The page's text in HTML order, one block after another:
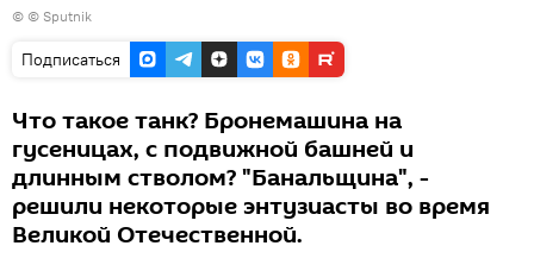
© © Sputnik
Подписаться
Что такое танк? Бронемашина на
гусеницах, с подвижной башней и
длинным стволом? "Банальщина", -
решили некоторые энтузиасты во время
Великой Отечественной.